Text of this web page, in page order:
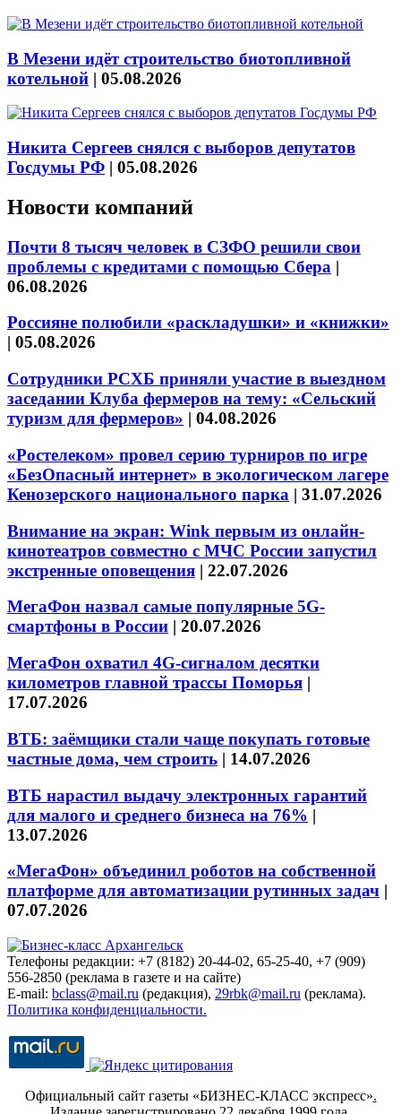
В Мезени идёт строительство биотопливной
котельной | 05.08.2026
Никита Сергеев снялся с выборов депутатов
Госдумы РФ | 05.08.2026
Новости компаний
Почти 8 тысяч человек в СЗФО решили свои
проблемы с кредитами с помощью Сбера |
06.08.2026
Россияне полюбили «раскладушки» и «книжки»
| 05.08.2026
Сотрудники РСХБ приняли участие в выездном
заседании Клуба фермеров на тему: «Сельский
туризм для фермеров» | 04.08.2026
«Ростелеком» провел серию турниров по игре
«БезОпасный интернет» в экологическом лагере
Кенозерского национального парка | 31.07.2026
Внимание на экран: Wink первым из онлайн-
кинотеатров совместно с МЧС России запустил
экстренные оповещения | 22.07.2026
МегаФон назвал самые популярные 5G-
смартфоны в России | 20.07.2026
МегаФон охватил 4G-сигналом десятки
километров главной трассы Поморья |
17.07.2026
ВТБ: заёмщики стали чаще покупать готовые
частные дома, чем строить | 14.07.2026
ВТБ нарастил выдачу электронных гарантий
для малого и среднего бизнеса на 76% |
13.07.2026
«МегаФон» объединил роботов на собственной
платформе для автоматизации рутинных задач |
07.07.2026
Телефоны редакции: +7 (8182) 20-44-02, 65-25-40, +7 (909)
556-2850 (реклама в газете и на сайте)
E-mail: bclass@mail.ru (редакция), 29rbk@mail.ru (реклама).
Политика конфиденциальности.
Официальный сайт газеты «БИЗНЕС-КЛАСС экспресс».